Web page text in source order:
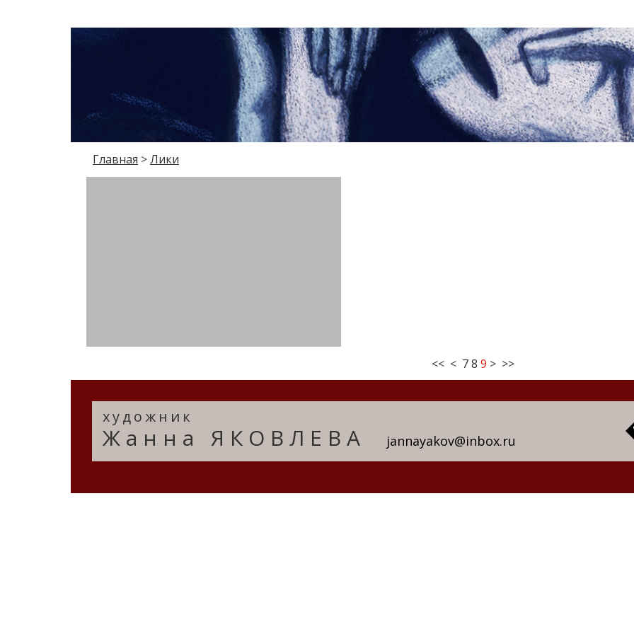
Главная >Лики
<< < 7 8 9 > >>
художник
Жанна ЯКОВЛЕВА jannayakov@inbox.ru